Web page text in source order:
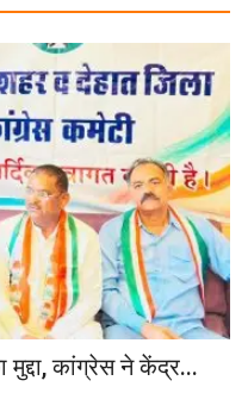
बालिका शिक्षा को मिला संबल, डॉ. लक्ष्यराज सिंह मेवाड़ ने निभाई विद्यादान की परंपरा
उदयपुर की रेल कनेक्टिविटी को लेकर सांसद डॉ. रावत की रेल मंत्री से मुलाकात, वंदे भारत को सूरत तक बढ़ाने समेत कई मांगें रखीं
बद्रीनाथ धाम में गुरु पूजन एवं सत्संग सम्पन्न, देशभर से पहुंचे श्रद्धालु; भजन, प्रवचन और हवन से भक्तिमय हुआ वातावरण
राजस्थान क्षत्रिय दमामी महासभा का सत्संग एवं वृक्षारोपण कार्यक्रम सफलतापूर्वक संपन्न
जिला कलक्टर ने बड़गांव क्षेत्र के विद्यालयों का किया निरीक्षण शैक्षणिक गुणवत्ता, आधारभूत सुविधाओं एवं विकास कार्यों की समीक्षा
जलभराव से पश्चिम रेलवे प्रभावित, उदयपुर-बांद्रा सहित कई ट्रेनें रद्द
उदयपुर से सिकलीगर समाज के प्रतिनिधियों ने घुमंतू समाज युवा सम्मेलन में निभाई सक्रिय भूमिका
रामायण : प्रथम संकल्प के भव्य ट्रेलर लॉन्च में डॉ. लक्ष्यराज सिंह मेवाड़ रहे विशिष्ट अतिथि
उदयपुर को मिला पहला आधार सेवा केंद्र, सांसद डॉ. मन्ना लाल रावत ने किया शुभारम्भ
मुद्दा, कांग्रेस ने केंद्र...